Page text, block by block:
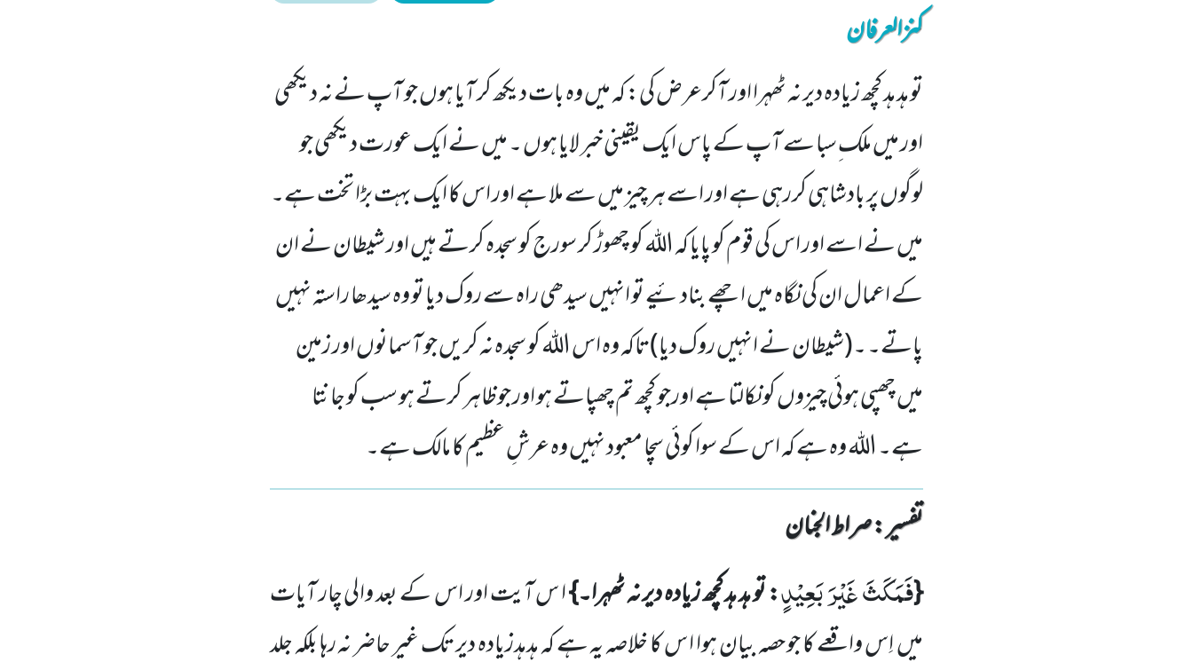
کنزالعرفان
تو ہد ہد کچھ زیادہ دیر نہ ٹھہرا اور آکرعرض کی: کہ میں وہ بات دیکھ کر آیا ہوں جو آپ نے نہ دیکھی
اور میں ملک ِسبا سے آپ کے پاس ایک یقینی خبر لایا ہوں ۔ میں نے ایک عورت دیکھی جو
لوگوں پر بادشاہی کررہی ہے اور اسے ہر چیز میں سے ملا ہے اور اس کا ایک بہت بڑا تخت ہے۔
میں نے اسے اور اس کی قوم کو پایا کہ اللہ کو چھوڑ کر سورج کو سجدہ کرتے ہیں اور شیطان نے ان
کے اعمال ان کی نگاہ میں اچھے بنادئیے تو انہیں سیدھی راہ سے روک دیا تو وہ سیدھا راستہ نہیں
پاتے۔ ۔(شیطان نے انہیں روک دیا)تاکہ وہ اس اللہ کو سجدہ نہ کریں جو آسمانوں اور زمین
میں چھپی ہوئی چیزوں کو نکالتا ہے اورجو کچھ تم چھپاتے ہو اور جوظاہر کرتے ہو سب کو جانتا
ہے۔ اللہ وہ ہے کہ اس کے سوا کوئی سچا معبود نہیں وہ عرشِ عظیم کا مالک ہے۔
تفسیر : ‎صراط الجنان
{فَمَكَثَ غَیْرَ بَعِیْدٍ: تو ہد ہد کچھ زیادہ دیر نہ ٹھہرا۔}ا س آیت اور اس کے بعد والی چار آیات
میںاِس واقعے کا جو حصہ بیان ہوا ا س کا خلاصہ یہ ہے کہہدہدزیادہ دیر تک غیر حاضر نہ رہا بلکہ جلد